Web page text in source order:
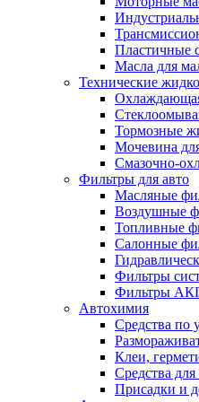
Пластичные
Масла для
Технические
Тормозные
Мочевина
Смазочно-
Фильтры для авто
Масляные
Воздушные
Топливные
Салонные
Фильтры
Фильтры
Автохимия
Средства по
Клеи,
Средства
Присадки и